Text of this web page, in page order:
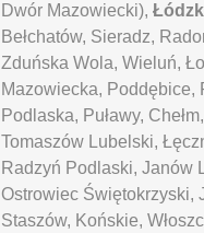
Dwór Mazowiecki),
Bełchatów, Sieradz,
Zduńska Wola, Wieluń,
Mazowiecka, Poddębice,
Podlaska, Puławy,
Tomaszów Lubelski,
Radzyń Podlaski, Janów
Ostrowiec Świętokrzyski,
Staszów, Końskie,